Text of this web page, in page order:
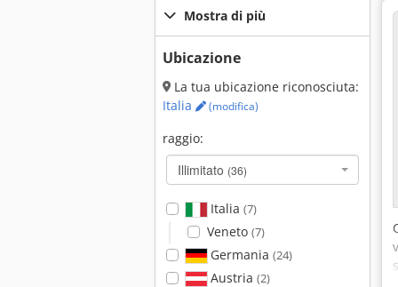
Mostra di più
Ubicazione
La tua ubicazione riconosciuta:
Italia
(modifica)
raggio:
Illimitato (36)
Italia (7)
Veneto (7)
Germania (24)
Austria (2)